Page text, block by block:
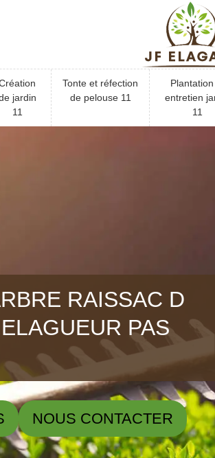
jardin
11
Tonte et réfection
de pelouse 11
entretien
11
RAISSAC D
PAS
NOUS CONTACTER